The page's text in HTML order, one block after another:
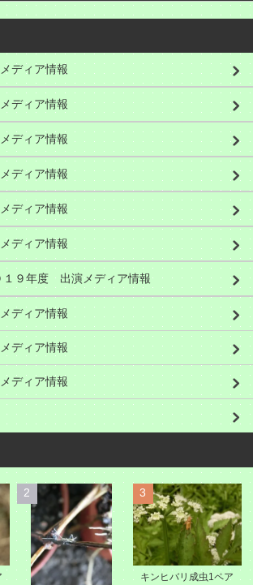
ディア情報
ディア情報
ディア情報
ディア情報
ディア情報
ディア情報
出演メディア情報
ディア情報
ディア情報
ディア情報
2 3
キンヒバリ成虫1ペア